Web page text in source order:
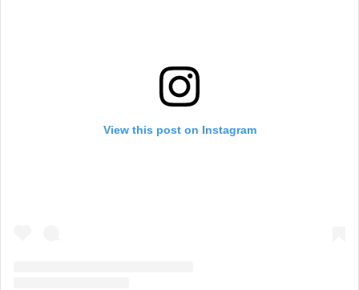
View this post on Instagram